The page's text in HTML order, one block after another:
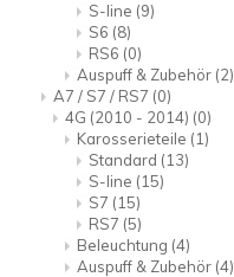
S-line (9)
S6 (8)
RS6 (0)
Auspuff & Zubehör (2)
A7 / S7 / RS7 (0)
4G (2010 - 2014) (0)
Karosserieteile (1)
Standard (13)
S-line (15)
S7 (15)
RS7 (5)
Beleuchtung (4)
Auspuff & Zubehör (4)